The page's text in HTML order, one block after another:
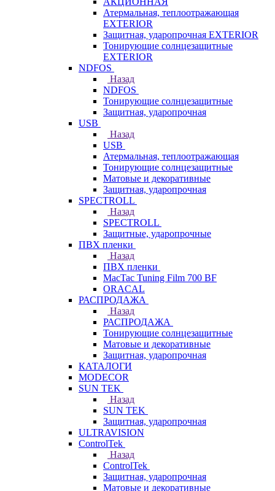
Атермальная, теплоотражающая
EXTERIOR
Защитная, ударопрочная EXTERIOR
Тонирующие солнцезащитные
EXTERIOR
NDFOS
Назад
NDFOS
Тонирующие солнцезащитные
Защитная, ударопрочная
USB
Назад
USB
Атермальная, теплоотражающая
Тонирующие солнцезащитные
Матовые и декоративные
Защитная, ударопрочная
SPECTROLL
Назад
SPECTROLL
Защитные, ударопрочные
ПВХ пленки
Назад
ПВХ пленки
MacTac Tuning Film 700 BF
ORACAL
РАСПРОДАЖА
Назад
РАСПРОДАЖА
Тонирующие солнцезащитные
Матовые и декоративные
Защитная, ударопрочная
КАТАЛОГИ
MODECOR
SUN TEK
Назад
SUN TEK
Защитная, ударопрочная
ULTRAVISION
ControlTek
Назад
ControlTek
Защитная, ударопрочная
Матовые и декоративные